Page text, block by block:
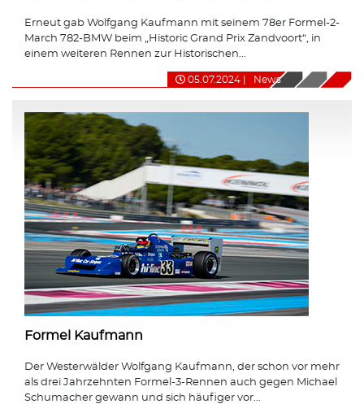
Erneut gab Wolfgang Kaufmann mit seinem 78er Formel-2-
March 782-BMW beim „Historic Grand Prix Zandvoort“, in
einem weiteren Rennen zur Historischen...
05.07.2024 News
Formel Kaufmann
Der Westerwälder Wolfgang Kaufmann, der schon vor mehr
als drei Jahrzehnten Formel-3-Rennen auch gegen Michael
Schumacher gewann und sich häufiger vor...